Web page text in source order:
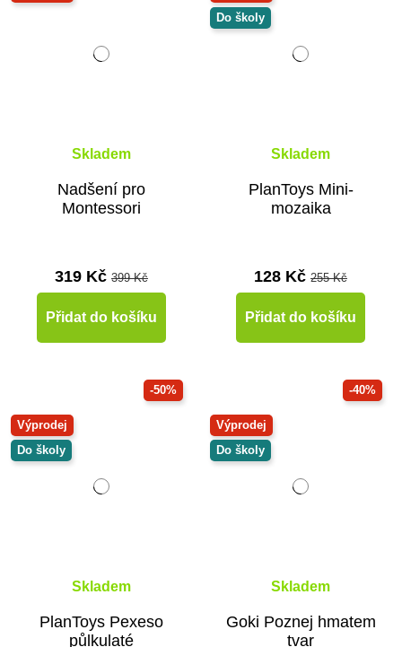
Skladem
Nadšení pro
Montessori
319 Kč 399 Kč
Přidat do košíku
Do školy
Skladem
PlanToys Mini-
mozaika
128 Kč 255 Kč
Přidat do košíku
-50%
Výprodej
Do školy
Skladem
PlanToys Pexeso
půlkulaté
-40%
Výprodej
Do školy
Skladem
Goki Poznej hmatem
tvar